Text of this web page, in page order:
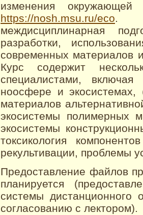
изменения
https://nosh.msu.ru/eco.
междисциплинарная
разработки,
современных материалов
Курс содержит
специалистами,
ноосфере и
материалов
экосистемы полимерных
экосистемы
токсикология
рекультивации, проблемы
Предоставление файлов
планируется
системы дистанционного
согласованию с лектором).